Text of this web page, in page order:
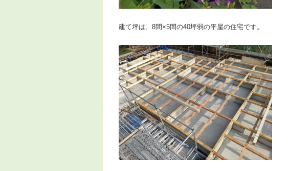
建て坪は、8間×5間の40坪弱の平屋の住宅です。